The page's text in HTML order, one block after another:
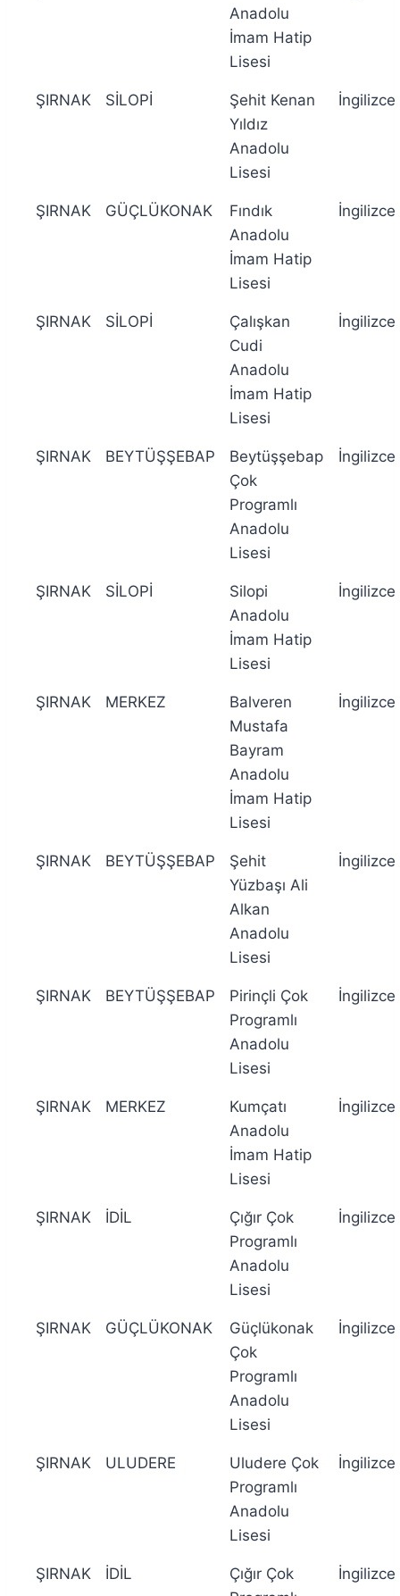
Anadolu
İmam Hatip
Lisesi
ŞIRNAK SİLOPİ
Şehit Kenan
Yıldız
Anadolu
Lisesi
İngilizce
ŞIRNAK GÜÇLÜKONAK
Fındık
Anadolu
İmam Hatip
Lisesi
İngilizce
ŞIRNAK SİLOPİ
Çalışkan
Cudi
Anadolu
İmam Hatip
Lisesi
İngilizce
ŞIRNAK BEYTÜŞŞEBAP
Beytüşşebap
Çok
Programlı
Anadolu
Lisesi
İngilizce
ŞIRNAK SİLOPİ
Silopi
Anadolu
İmam Hatip
Lisesi
İngilizce
ŞIRNAK MERKEZ
Balveren
Mustafa
Bayram
Anadolu
İmam Hatip
Lisesi
İngilizce
ŞIRNAK BEYTÜŞŞEBAP
Şehit
Yüzbaşı Ali
Alkan
Anadolu
Lisesi
İngilizce
ŞIRNAK BEYTÜŞŞEBAP
Pirinçli Çok
Programlı
Anadolu
Lisesi
İngilizce
ŞIRNAK MERKEZ
Kumçatı
Anadolu
İmam Hatip
Lisesi
İngilizce
ŞIRNAK İDİL
Çığır Çok
Programlı
Anadolu
Lisesi
İngilizce
ŞIRNAK GÜÇLÜKONAK
Güçlükonak
Çok
Programlı
Anadolu
Lisesi
İngilizce
ŞIRNAK ULUDERE
Uludere Çok
Programlı
Anadolu
Lisesi
İngilizce
ŞIRNAK İDİL
Çığır Çok
İngilizce